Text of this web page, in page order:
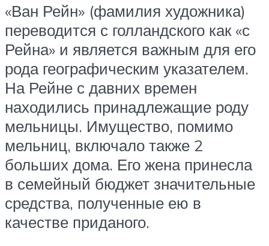
«Ван Рейн» (фамилия художника)
переводится с голландского как «с
Рейна» и является важным для его
рода географическим указателем.
На Рейне с давних времен
находились принадлежащие роду
мельницы. Имущество, помимо
мельниц, включало также 2
больших дома. Его жена принесла
в семейный бюджет значительные
средства, полученные ею в
качестве приданого.